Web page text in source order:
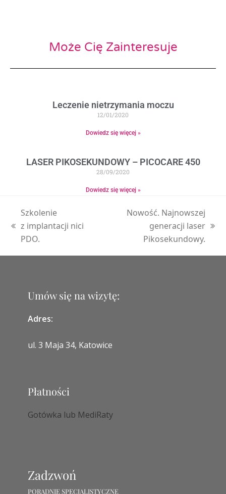
Może Cię Zainteresuje
Leczenie nietrzymania moczu
12/01/2020
Dowiedz się więcej »
LASER PIKOSEKUNDOWY – PICOCARE 450
28/09/2020
Dowiedz się więcej »
Szkolenie
z implantacji nici
PDO.
Nowość. Najnowszej
generacji laser
Pikosekundowy.
Umów się na wizytę:
Adres:
ul. 3 Maja 34, Katowice
Płatności
Gotówka lub MediRaty
Zadzwoń
PORADNIE SPECJALISTYCZNE